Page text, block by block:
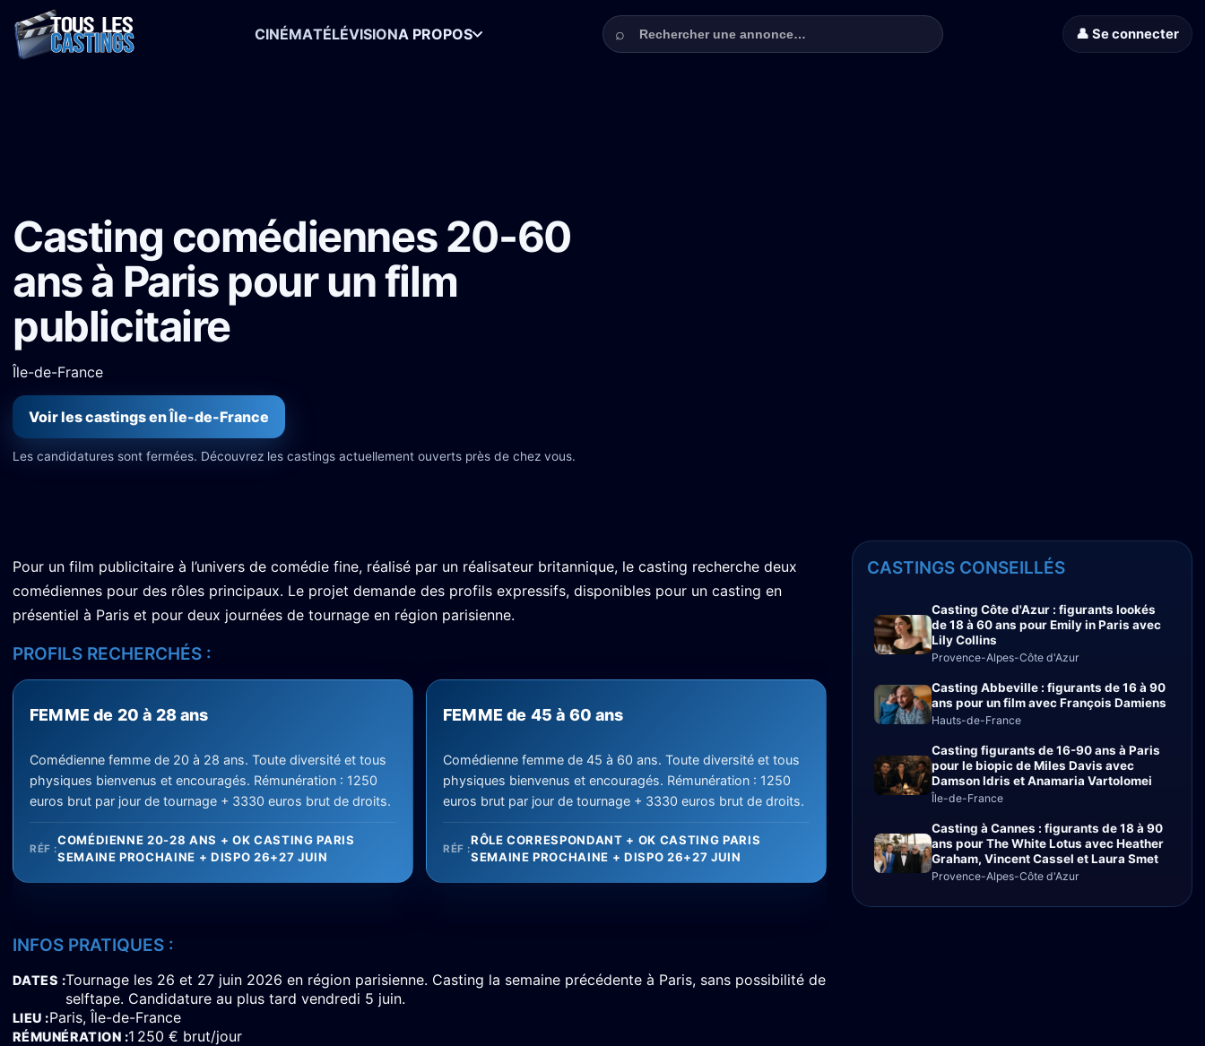
CINÉMATÉLÉVISIONA PROPOS Rechercher une annonce
⌕ 👤 Se connecter
Casting comédiennes 20-60
ans à Paris pour un film
publicitaire
Île-de-France
Voir les castings en Île-de-France
Les candidatures sont fermées. Découvrez les castings actuellement ouverts près de chez vous.
Pour un film publicitaire à l’univers de comédie fine, réalisé par un réalisateur britannique, le casting recherche deux
comédiennes pour des rôles principaux. Le projet demande des profils expressifs, disponibles pour un casting en
présentiel à Paris et pour deux journées de tournage en région parisienne.
PROFILS RECHERCHÉS :
FEMME de 20 à 28 ans
Comédienne femme de 20 à 28 ans. Toute diversité et tous
physiques bienvenus et encouragés. Rémunération : 1250
euros brut par jour de tournage + 3330 euros brut de droits.
RÉF :
COMÉDIENNE 20-28 ANS + OK CASTING PARIS
SEMAINE PROCHAINE + DISPO 26+27 JUIN
FEMME de 45 à 60 ans
Comédienne femme de 45 à 60 ans. Toute diversité et tous
physiques bienvenus et encouragés. Rémunération : 1250
euros brut par jour de tournage + 3330 euros brut de droits.
RÉF :
RÔLE CORRESPONDANT + OK CASTING PARIS
SEMAINE PROCHAINE + DISPO 26+27 JUIN
INFOS PRATIQUES :
DATES Tournage les 26 et 27 juin 2026 en région parisienne. Casting la semaine précédente à Paris, sans possibilité de
selftape. Candidature au plus tard vendredi 5 juin.
LIEU Paris, Île-de-France
RÉMUNÉRATION 1 250 € brut/jour
CASTINGS CONSEILLÉS
Casting Côte d'Azur : figurants lookés
de 18 à 60 ans pour Emily in Paris avec
Lily Collins
Provence-Alpes-Côte d'Azur
Casting Abbeville : figurants de 16 à 90
ans pour un film avec François Damiens
Hauts-de-France
Casting figurants de 16-90 ans à Paris
pour le biopic de Miles Davis avec
Damson Idris et Anamaria Vartolomei
Île-de-France
Casting à Cannes : figurants de 18 à 90
ans pour The White Lotus avec Heather
Graham, Vincent Cassel et Laura Smet
Provence-Alpes-Côte d'Azur